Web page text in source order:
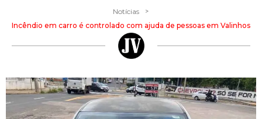
Notícias >
Incêndio em carro é controlado com ajuda de pessoas em Valinhos